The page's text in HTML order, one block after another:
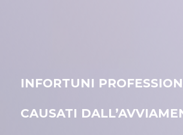
INFORTUNI
CAUSATI